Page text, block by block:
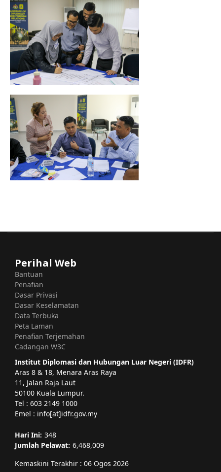
Perihal Web
Bantuan
Penafian
Dasar Privasi
Dasar Keselamatan
Data Terbuka
Peta Laman
Penafian Terjemahan
Cadangan W3C
Institut Diplomasi dan Hubungan Luar Negeri (IDFR)
Aras 8 & 18, Menara Aras Raya
11, Jalan Raja Laut
50100 Kuala Lumpur.
Tel : 603 2149 1000
Emel : info[at]idfr.gov.my
Hari Ini: 348
Jumlah Pelawat: 6,468,009
Kemaskini Terakhir : 06 Ogos 2026